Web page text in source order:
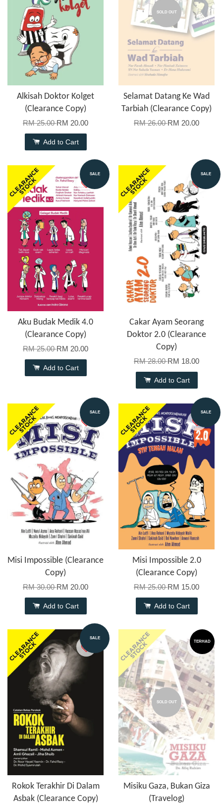
Alkisah Doktor Kolget
(Clearance Copy)
RM 25.00RM 20.00
Add to Cart
SOLD OUT
Selamat Datang Ke Wad
Tarbiah (Clearance Copy)
RM 26.00RM 20.00
SALE
Aku Budak Medik 4.0
(Clearance Copy)
RM 25.00RM 20.00
Add to Cart
SALE
Cakar Ayam Seorang
Doktor 2.0 (Clearance
Copy)
RM 28.00RM 18.00
Add to Cart
SALE
Misi Impossible (Clearance
Copy)
RM 30.00RM 20.00
Add to Cart
SALE
Misi Impossible 2.0
(Clearance Copy)
RM 25.00RM 15.00
Add to Cart
SALE
Rokok Terakhir Di Dalam
Asbak (Clearance Copy)
SOLD OUT
TERHAD
Misiku Gaza, Bukan Giza
(Travelog)